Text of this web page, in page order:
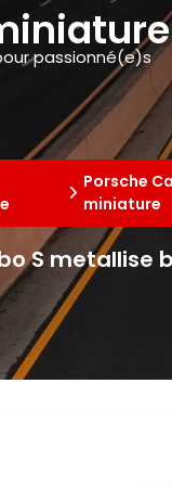
passionné(e)s
Porsche
miniature
S metallise